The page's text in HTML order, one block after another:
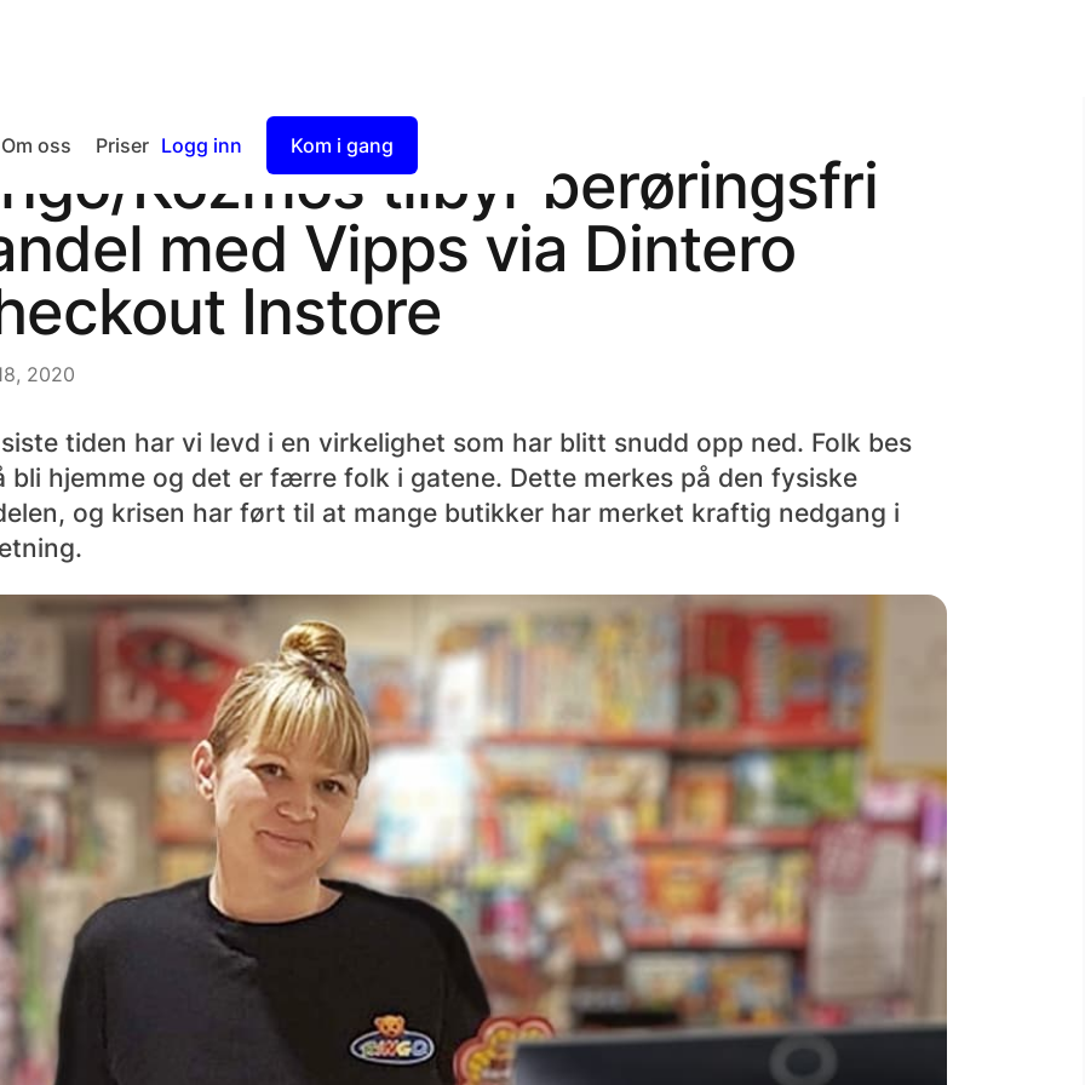
Om oss Priser
Checkout
Split Payment
Logg inn Kom i gang
Kozmos tilbyr berøringsfri
med Vipps via Dintero
Instore
2020
tiden har vi levd i en virkelighet som har blitt snudd opp ned. Folk bes
bli hjemme og det er færre folk i gatene. Dette merkes på den fysiske
og krisen har ført til at mange butikker har merket kraftig nedgang i